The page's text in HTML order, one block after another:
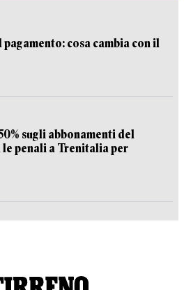
cosa cambia con il
sugli abbonamenti del
le penali a Trenitalia per